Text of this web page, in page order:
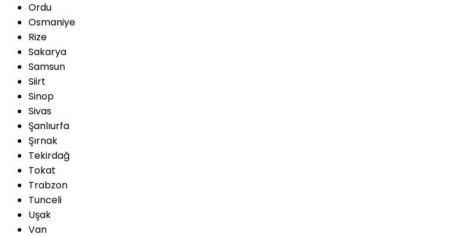
Ordu
Osmaniye
Rize
Sakarya
Samsun
Siirt
Sinop
Sivas
Şanlıurfa
Şırnak
Tekirdağ
Tokat
Trabzon
Tunceli
Uşak
Van